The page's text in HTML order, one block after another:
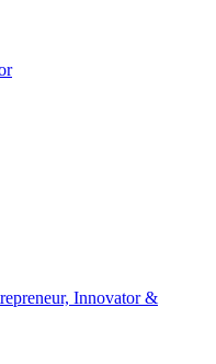
Innovator &